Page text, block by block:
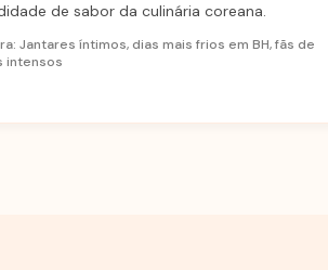
de sabor da culinária coreana.
Jantares íntimos, dias mais frios em BH, fãs de
intensos